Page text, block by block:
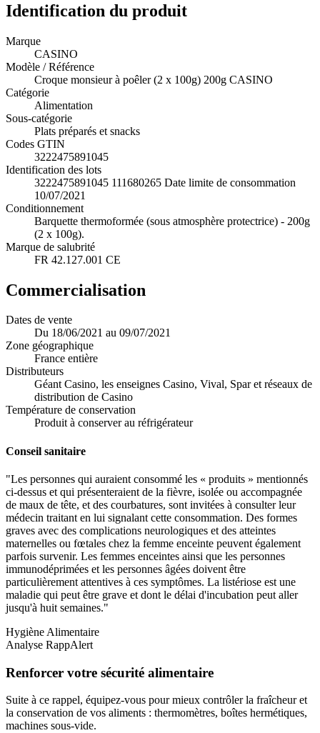
Identification du produit
Marque
CASINO
Modèle / Référence
Croque monsieur à poêler (2 x 100g) 200g CASINO
Catégorie
Alimentation
Sous-catégorie
Plats préparés et snacks
Codes GTIN
3222475891045
Identification des lots
3222475891045 111680265 Date limite de consommation
10/07/2021
Conditionnement
Barquette thermoformée (sous atmosphère protectrice) - 200g
(2 x 100g).
Marque de salubrité
FR 42.127.001 CE
Commercialisation
Dates de vente
Du 18/06/2021 au 09/07/2021
Zone géographique
France entière
Distributeurs
Géant Casino, les enseignes Casino, Vival, Spar et réseaux de
distribution de Casino
Température de conservation
Produit à conserver au réfrigérateur
Conseil sanitaire
"Les personnes qui auraient consommé les « produits » mentionnés
ci-dessus et qui présenteraient de la fièvre, isolée ou accompagnée
de maux de tête, et des courbatures, sont invitées à consulter leur
médecin traitant en lui signalant cette consommation. Des formes
graves avec des complications neurologiques et des atteintes
maternelles ou fœtales chez la femme enceinte peuvent également
parfois survenir. Les femmes enceintes ainsi que les personnes
immunodéprimées et les personnes âgées doivent être
particulièrement attentives à ces symptômes. La listériose est une
maladie qui peut être grave et dont le délai d'incubation peut aller
jusqu'à huit semaines."
Hygiène Alimentaire
Analyse RappAlert
Renforcer votre sécurité alimentaire
Suite à ce rappel, équipez-vous pour mieux contrôler la fraîcheur et
la conservation de vos aliments : thermomètres, boîtes hermétiques,
machines sous-vide.